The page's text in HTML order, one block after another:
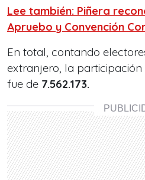
Lee también: Piñera
Apruebo y Convención
En total, contando
extranjero, la participación
fue de 7.562.173.